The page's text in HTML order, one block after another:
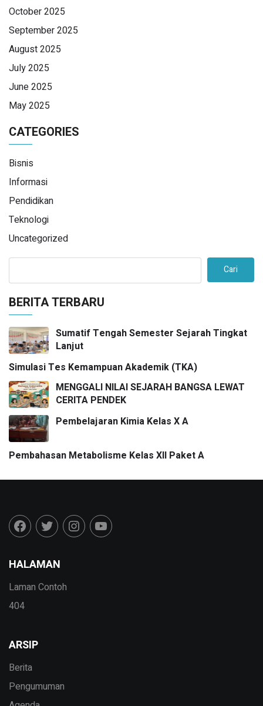
October 2025
September 2025
August 2025
July 2025
June 2025
May 2025
CATEGORIES
Bisnis
Informasi
Pendidikan
Teknologi
Uncategorized
Cari
BERITA TERBARU
Sumatif Tengah Semester Sejarah Tingkat
Lanjut
Simulasi Tes Kemampuan Akademik (TKA)
MENGGALI NILAI SEJARAH BANGSA LEWAT
CERITA PENDEK
Pembelajaran Kimia Kelas X A
Pembahasan Metabolisme Kelas XII Paket A
HALAMAN
Laman Contoh
404
ARSIP
Berita
Pengumuman